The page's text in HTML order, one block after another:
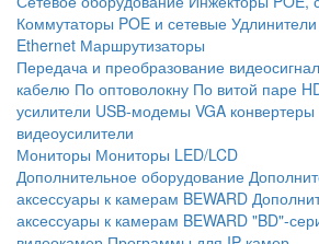
Коммутаторы POE и сетевые
Ethernet Маршрутизаторы
Передача и преобразование
кабелю По оптоволокну По витой паре
усилители USB-модемы VGA конвертеры
видеоусилители
Мониторы Мониторы LED/LCD
Дополнительное оборудование
аксессуары к камерам BEWARD
аксессуары к камерам BEWARD "BD"-